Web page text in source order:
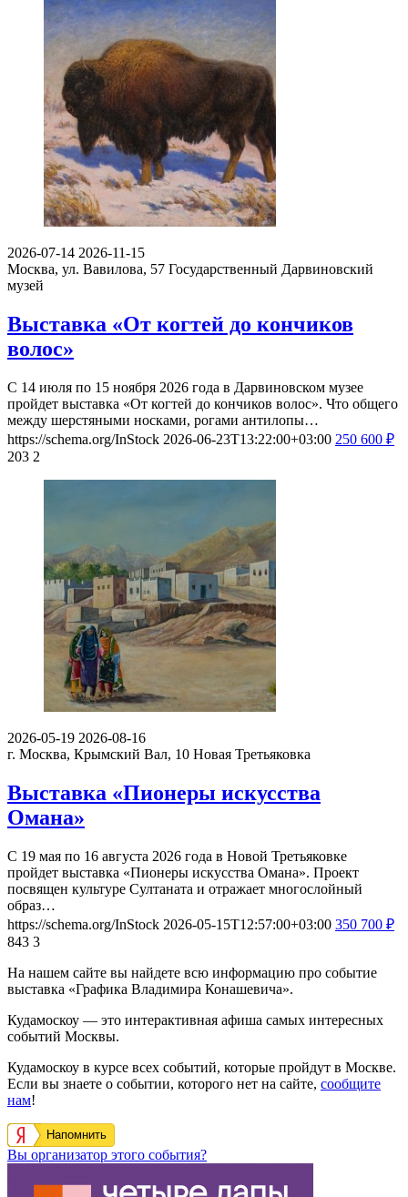
2026-07-14 2026-11-15
Москва, ул. Вавилова, 57 Государственный Дарвиновский
музей
Выставка «От когтей до кончиков
волос»
С 14 июля по 15 ноября 2026 года в Дарвиновском музее
пройдет выставка «От когтей до кончиков волос». Что общего
между шерстяными носками, рогами антилопы…
https://schema.org/InStock 2026-06-23T13:22:00+03:00 250 600 ₽
203 2
2026-05-19 2026-08-16
г. Москва, Крымский Вал, 10 Новая Третьяковка
Выставка «Пионеры искусства
Омана»
С 19 мая по 16 августа 2026 года в Новой Третьяковке
пройдет выставка «Пионеры искусства Омана». Проект
посвящен культуре Султаната и отражает многослойный
образ…
https://schema.org/InStock 2026-05-15T12:57:00+03:00 350 700 ₽
843 3
На нашем сайте вы найдете всю информацию про событие
выставка «Графика Владимира Конашевича».
Кудамоскоу — это интерактивная афиша самых интересных
событий Москвы.
Кудамоскоу в курсе всех событий, которые пройдут в Москве.
Если вы знаете о событии, которого нет на сайте, сообщите
нам!
Напомнить
Вы организатор этого события?